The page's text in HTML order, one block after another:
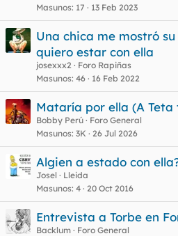
Masunos 17 13 Feb 2023
Una chica me mostró
quiero estar con ella
josexxx2
Foro Rapiñas
Masunos 46 16 Feb 2022
Mataría por ella (A
Bobby Perú
Foro General
Masunos 3K 26 Jul 2026
Algien a estado con
Josel
Lleida
Masunos 4 20 Oct 2016
Entrevista a Torbe en
Backlum
Foro General